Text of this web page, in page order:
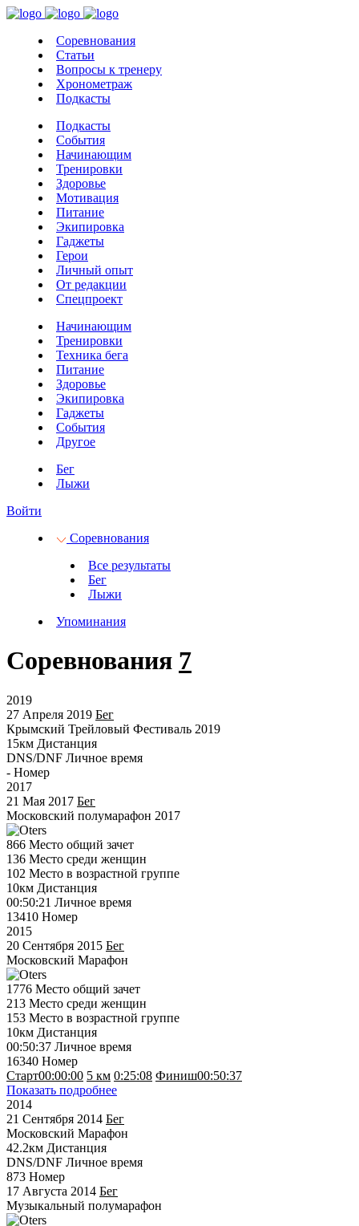
Соревнования
Статьи
Вопросы к тренеру
Хронометраж
Подкасты
Подкасты
События
Начинающим
Тренировки
Здоровье
Мотивация
Питание
Экипировка
Гаджеты
Герои
Личный опыт
От редакции
Спецпроект
Начинающим
Тренировки
Техника бега
Питание
Здоровье
Экипировка
Гаджеты
События
Другое
Бег
Лыжи
Войти
Соревнования
Все результаты
Бег
Лыжи
Упоминания
Соревнования 7
2019
27 Апреля 2019 Бег
Крымский Трейловый Фестиваль 2019
15км Дистанция
DNS/DNF Личное время
- Номер
2017
21 Мая 2017 Бег
Московский полумарафон 2017
866 Место общий зачет
136 Место среди женщин
102 Место в возрастной группе
10км Дистанция
00:50:21 Личное время
13410 Номер
2015
20 Сентября 2015 Бег
Московский Марафон
1776 Место общий зачет
213 Место среди женщин
153 Место в возрастной группе
10км Дистанция
00:50:37 Личное время
16340 Номер
Старт00:00:00 5 км 0:25:08 Финиш00:50:37
Показать подробнее
2014
21 Сентября 2014 Бег
Московский Марафон
42.2км Дистанция
DNS/DNF Личное время
873 Номер
17 Августа 2014 Бег
Музыкальный полумарафон